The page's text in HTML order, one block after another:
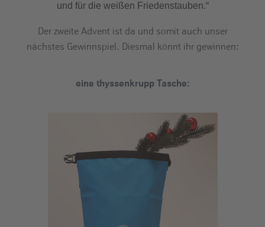
und für die weißen Friedenstauben.“
Der zweite Advent ist da und somit auch unser
nächstes Gewinnspiel. Diesmal könnt ihr gewinnen:
eine thyssenkrupp Tasche: